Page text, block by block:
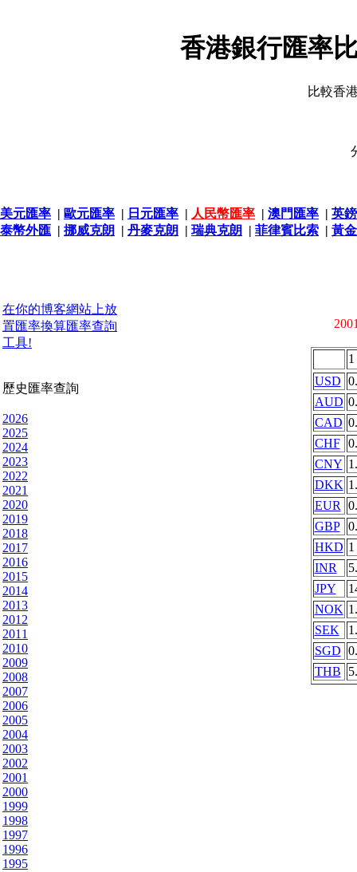
香港銀行匯率
比較香
美元匯率 | 歐元匯率 | 日元匯率 | 人民幣匯率 | 澳門匯率 | 英
泰幣外匯 | 挪威克朗 | 丹麥克朗 | 瑞典克朗 | 菲律賓比索 | 黃
在你的博客網站上放
置匯率換算匯率查詢
工具!
歷史匯率查詢
2026
2025
2024
2023
2022
2021
2020
2019
2018
2017
2016
2015
2014
2013
2012
2011
2010
2009
2008
2007
2006
2005
2004
2003
2002
2001
2000
1999
1998
1997
1996
1995
1
USD
AUD
CAD
CHF
CNY
DKK
EUR
GBP
HKD 1
INR
JPY
NOK
SEK
SGD
THB